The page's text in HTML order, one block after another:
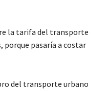
la tarifa del transporte
pasaría a costar
del transporte urbano